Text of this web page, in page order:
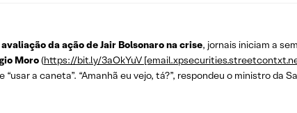
da ação de Jair Bolsonaro na crise, jornais iniciam a
Moro(https://bit.ly/3aOkYuV
a caneta”. “Amanhã eu vejo, tá?”, respondeu o ministro da